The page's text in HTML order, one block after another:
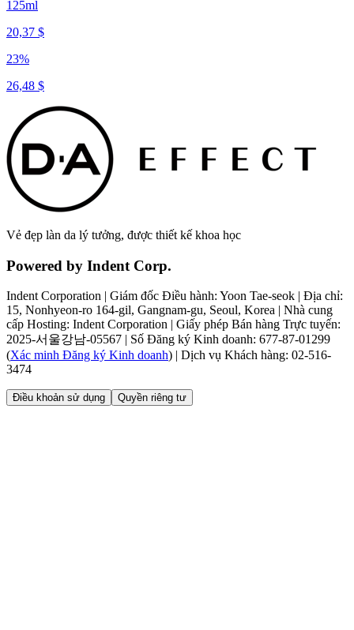
125ml
20,37 $
23%
26,48 $
Vẻ đẹp làn da lý tưởng, được thiết kế khoa học
Powered by Indent Corp.
Indent Corporation | Giám đốc Điều hành: Yoon Tae-seok | Địa chỉ:
15, Nonhyeon-ro 164-gil, Gangnam-gu, Seoul, Korea | Nhà cung
cấp Hosting: Indent Corporation | Giấy phép Bán hàng Trực tuyến:
2025-서울강남-05567 | Số Đăng ký Kinh doanh: 677-87-01299
(Xác minh Đăng ký Kinh doanh) | Dịch vụ Khách hàng: 02-516-
3474
Điều khoản sử dụng Quyền riêng tư